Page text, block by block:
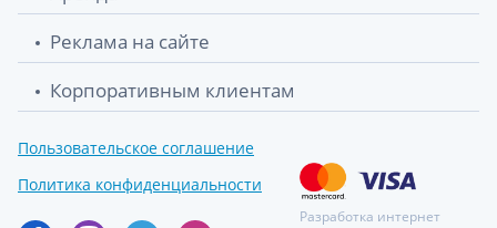
Реклама на сайте
Корпоративным клиентам
Пользовательское соглашение
Политика конфиденциальности
Разработка интернет